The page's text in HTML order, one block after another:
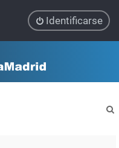
Identificarse